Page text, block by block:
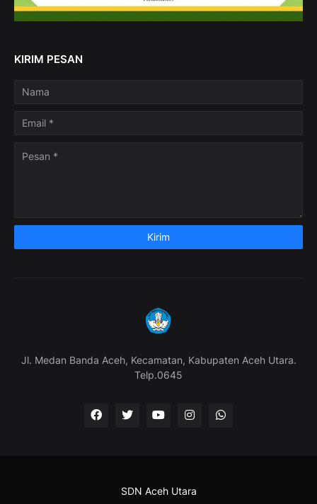
KIRIM PESAN
Jl. Medan Banda Aceh, Kecamatan, Kabupaten Aceh Utara.
Telp.0645
SDN Aceh Utara